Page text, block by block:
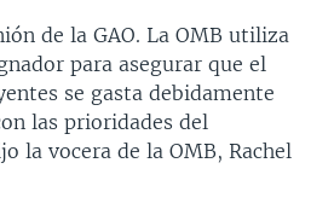
de la GAO. La OMB utiliza
para asegurar que el
se gasta debidamente
las prioridades del
la vocera de la OMB, Rachel